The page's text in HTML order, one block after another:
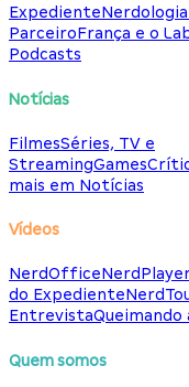
ExpedienteNerdologia
ParceiroFrança e o
Podcasts
Notícias
FilmesSéries, TV e
StreamingGames
mais em Notícias
Vídeos
NerdOffice
do Expediente
EntrevistaQueimando
Quem somos